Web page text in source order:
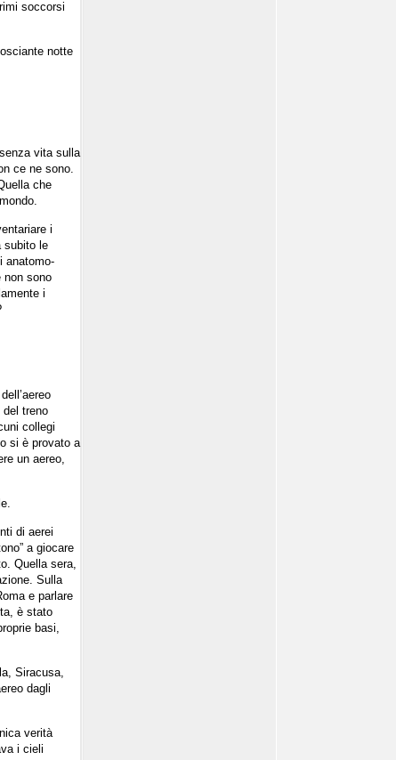
soccorsi
notte
vita sulla
ce ne sono.
che
i
subito le
anatomo-
non sono
i
del treno
collegi
si è provato a
un aereo,
di aerei
a giocare
Quella sera,
Sulla
e parlare
è stato
basi,
Siracusa,
dagli
verità
i cieli